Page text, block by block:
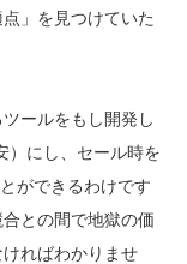
」を見つけていた
ールをもし開発し
）にし、セール時を
ができるわけです
との間で地獄の価
ればわかりませ